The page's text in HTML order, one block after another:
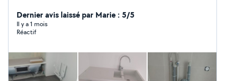
prestations
Dernier avis laissé par Marie : 5/5
Il y a 1 mois
Réactif